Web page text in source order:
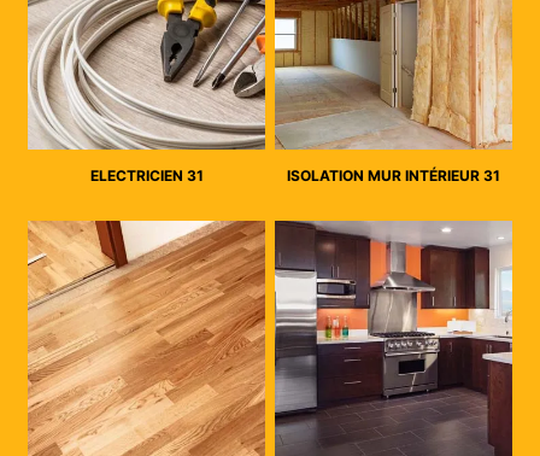
ELECTRICIEN 31 ISOLATION MUR INTÉRIEUR 31